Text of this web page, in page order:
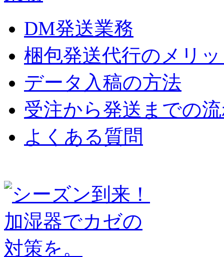
DM発送業務
梱包発送代行のメリ
データ入稿の方法
受注から発送までの
よくある質問